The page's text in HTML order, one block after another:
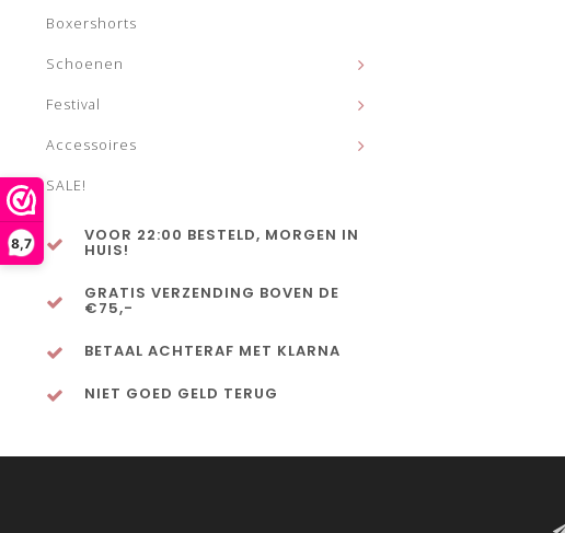
8,7
Boxershorts
Schoenen
Festival
Accessoires
SALE!
VOOR 22:00 BESTELD, MORGEN IN
HUIS!
GRATIS VERZENDING BOVEN DE
€75,-
BETAAL ACHTERAF MET KLARNA
NIET GOED GELD TERUG